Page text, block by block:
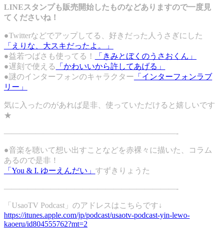
LINEスタンプも販売開始したものなどありますので一度見
てくださいね！
●Twitterなどでアップしてる、好きだった人うさぎにした
「えりな、大スキだったよ。」
●益若つばさも使ってる！
「きみとぼくのうさおくん」
●遅刻で使える
「かわいいから許してあげる」
●謎のインターフォンのキャラクター 「インターフォンラブ
リー」
気に入ったのがあれば是非、使っていただけると嬉しいです
★
——————————————————————-
●音楽を聴いて想い出すことなどを赤裸々に描いた、コラム
あるので是非！
「You & I. ゆーえんだい」 すずきりょうた
——————————————————————-
「UsaoTV Podcast」のアドレスはこちらです↓
https://itunes.apple.com/jp/podcast/usaotv-podcast-yin-lewo-
kaoeru/id804555762?mt=2